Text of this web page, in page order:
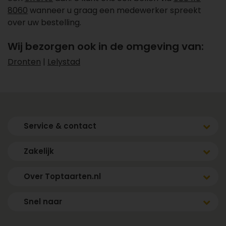
8060 wanneer u graag een medewerker spreekt
over uw bestelling.
Wij bezorgen ook in de omgeving van:
Dronten | Lelystad
Service & contact
Zakelijk
Over Toptaarten.nl
Snel naar